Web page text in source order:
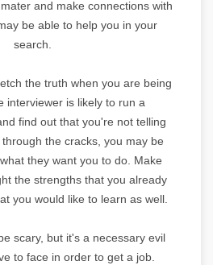
and make connections with
be able to help you in your
search.
the truth when you are being
interviewer is likely to run a
find out that you're not telling
the cracks, you may be
they want you to do. Make
the strengths that you already
you would like to learn as well.
scary, but it's a necessary evil
to face in order to get a job.